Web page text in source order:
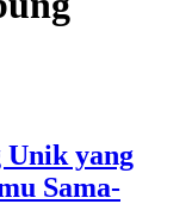
Unik yang
Sama-